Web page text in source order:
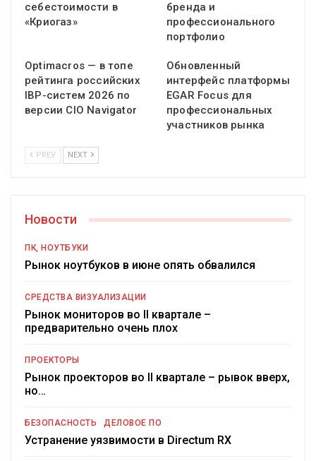
себестоимости в
«Криогаз»
бренда и
профессионального
портфолио
Optimacros — в топе
рейтинга российских
IBP-систем 2026 по
версии CIO Navigator
Обновленный
интерфейс платформы
EGAR Focus для
профессиональных
участников рынка
PREV NEXT
Новости
ПК, НОУТБУКИ
Рынок ноутбуков в июне опять обвалился
СРЕДСТВА ВИЗУАЛИЗАЦИИ
Рынок мониторов во II квартале –
предварительно очень плох
ПРОЕКТОРЫ
Рынок проекторов во II квартале – рывок вверх,
но…
БЕЗОПАСНОСТЬ ДЕЛОВОЕ ПО
Устранение уязвимости в Directum RX